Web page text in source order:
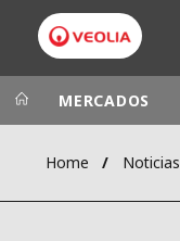
Grupo Veolia
MERCADOS
Home Noticias